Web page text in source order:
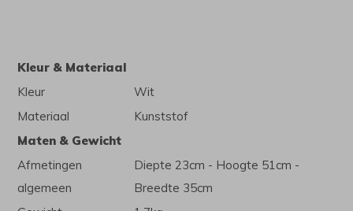
Kleur & Materiaal
Kleur
Wit
Materiaal
Kunststof
Maten & Gewicht
Afmetingen
algemeen
Diepte 23cm - Hoogte 51cm -
Breedte 35cm